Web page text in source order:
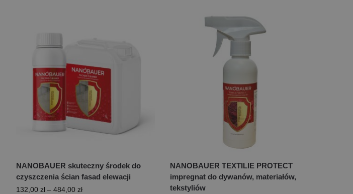
NANOBAUER skuteczny środek do
czyszczenia ścian fasad elewacji
132,00 zł – 484,00 zł
NANOBAUER TEXTILIE PROTECT
impregnat do dywanów, materiałów,
tekstyliów